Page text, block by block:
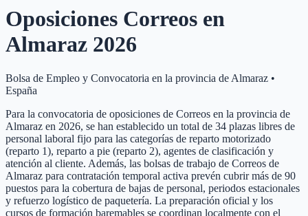
Oposiciones Correos en
Almaraz 2026
Bolsa de Empleo y Convocatoria en la provincia de Almaraz •
España
Para la convocatoria de oposiciones de Correos en la provincia de
Almaraz en 2026, se han establecido un total de 34 plazas libres de
personal laboral fijo para las categorías de reparto motorizado
(reparto 1), reparto a pie (reparto 2), agentes de clasificación y
atención al cliente. Además, las bolsas de trabajo de Correos de
Almaraz para contratación temporal activa prevén cubrir más de 90
puestos para la cobertura de bajas de personal, periodos estacionales
y refuerzo logístico de paquetería. La preparación oficial y los
cursos de formación baremables se coordinan localmente con el